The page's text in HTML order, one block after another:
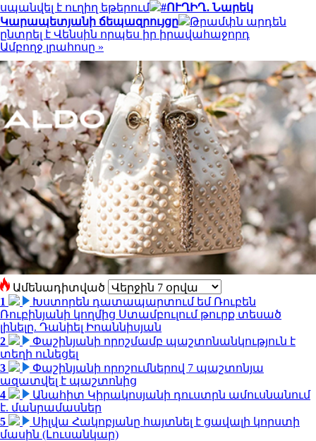
սպանվել է ուղիղ եթերում
#ՈՒՂԻՂ․ Նարեկ
Կարապետյանի ճեպազրույցը
Թրամփն արդեն
ընտրել է Վենսին որպես իր իրավահաջորդ
Ամբողջ լրահոսը »
Ամենադիտված
1
Խստորեն դատապարտում եմ Ռուբեն
Ռուբինյանի կողմից Ստամբուլում թուրք տեսած
լինելը. Դանիել Իոաննիսյան
2
Փաշինյանի որոշմամբ պաշտոնանկություն է
տեղի ունեցել
3
Փաշինյանի որոշումներով 7 պաշտոնյա
ազատվել է պաշտոնից
4
Անահիտ Կիրակոսյանի դուստրն ամուսնանում
է. մանրամասներ
5
Սիլվա Հակոբյանը հայտնել է ցավալի կորստի
մասին (Լուսանկար)